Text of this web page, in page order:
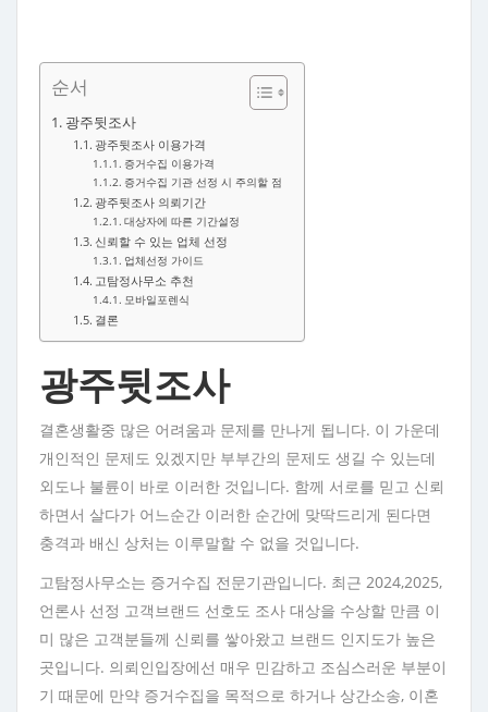
순서
광주뒷조사
광주뒷조사 이용가격
증거수집 이용가격
증거수집 기관 선정 시 주의할 점
광주뒷조사 의뢰기간
대상자에 따른 기간설정
신뢰할 수 있는 업체 선정
업체선정 가이드
고탐정사무소 추천
모바일포렌식
결론
광주뒷조사
결혼생활중 많은 어려움과 문제를 만나게 됩니다. 이 가운데
개인적인 문제도 있겠지만 부부간의 문제도 생길 수 있는데
외도나 불륜이 바로 이러한 것입니다. 함께 서로를 믿고 신뢰
하면서 살다가 어느순간 이러한 순간에 맞딱드리게 된다면
충격과 배신 상처는 이루말할 수 없을 것입니다.
고탐정사무소는 증거수집 전문기관입니다. 최근 2024,2025,
언론사 선정 고객브랜드 선호도 조사 대상을 수상할 만큼 이
미 많은 고객분들께 신뢰를 쌓아왔고 브랜드 인지도가 높은
곳입니다. 의뢰인입장에선 매우 민감하고 조심스러운 부분이
기 때문에 만약 증거수집을 목적으로 하거나 상간소송, 이혼